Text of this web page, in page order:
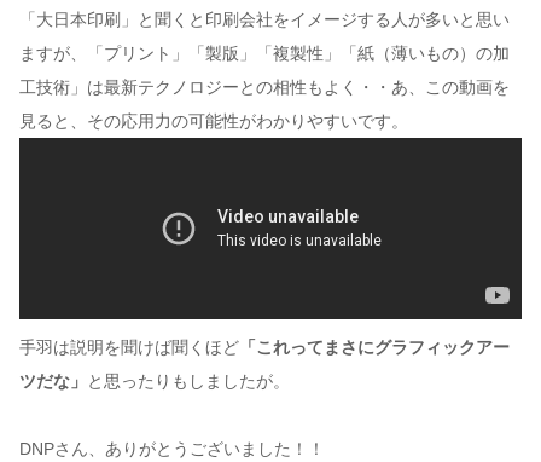
「大日本印刷」と聞くと印刷会社をイメージする人が多いと思い
ますが、「プリント」「製版」「複製性」「紙（薄いもの）の加
工技術」は最新テクノロジーとの相性もよく・・あ、この動画を
見ると、その応用力の可能性がわかりやすいです。
手羽は説明を聞けば聞くほど 「これってまさにグラフィックアー
ツだな」 と思ったりもしましたが。
DNPさん、ありがとうございました！！